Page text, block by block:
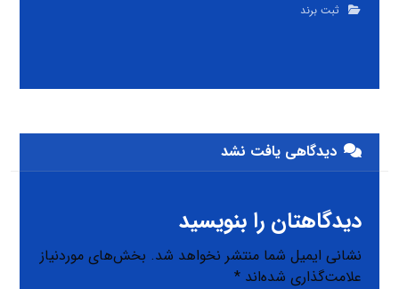
ثبت برند
دیدگاهی یافت نشد
دیدگاهتان را بنویسید
نشانی ایمیل شما منتشر نخواهد شد. بخش‌های موردنیاز
علامت‌گذاری شده‌اند*